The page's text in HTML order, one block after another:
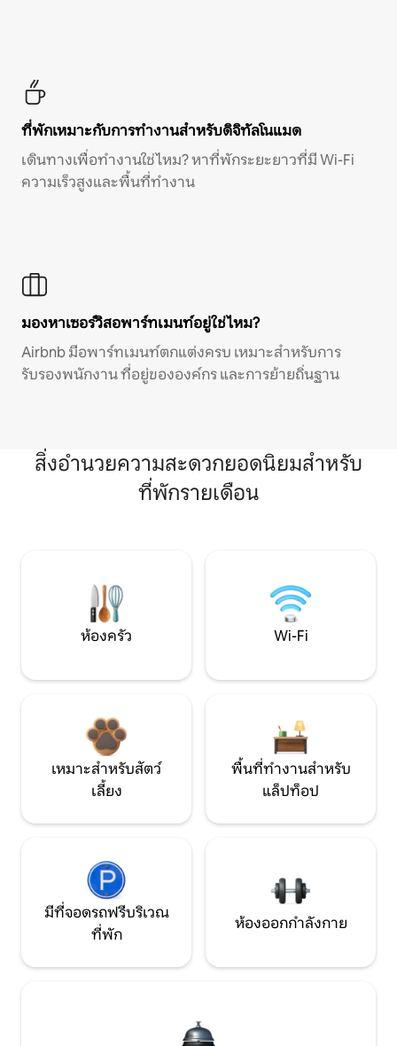
ที่พักเหมาะกับการทำงานสำหรับดิจิทัลโนแมด
เดินทางเพื่อทำงานใช่ไหม? หาที่พักระยะยาวที่มี Wi-Fi
ความเร็วสูงและพื้นที่ทำงาน
มองหาเซอร์วิสอพาร์ทเมนท์อยู่ใช่ไหม?
Airbnb มีอพาร์ทเมนท์ตกแต่งครบ เหมาะสำหรับการ
รับรองพนักงาน ที่อยู่ขององค์กร และการย้ายถิ่นฐาน
สิ่งอำนวยความสะดวกยอดนิยมสำหรับ
ที่พักรายเดือน
ห้องครัว Wi-Fi
เหมาะสำหรับสัตว์
เลี้ยง
พื้นที่ทำงานสำหรับ
แล็ปท็อป
มีที่จอดรถฟรีบริเวณ
ที่พัก
ห้องออกกำลังกาย